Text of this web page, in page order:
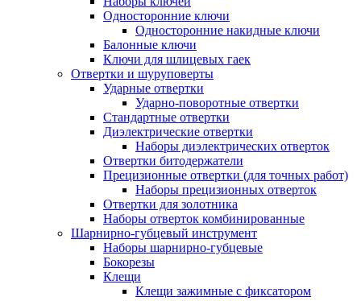
Односторонние ключи
Односторонние накидные ключи
Балонные ключи
Ключи для шлицевых гаек
Отвертки и шуруповерты
Ударные отвертки
Ударно-поворотные отвертки
Стандартные отвертки
Диэлектрические отвертки
Наборы диэлектрических отверток
Отвертки битодержатели
Прецизионные отвертки (для точных работ)
Наборы прецизионных отверток
Отвертки для золотника
Наборы отверток комбинированные
Шарнирно-губцевый инструмент
Наборы шарнирно-губцевые
Бокорезы
Клещи
Клещи зажимные с фиксатором